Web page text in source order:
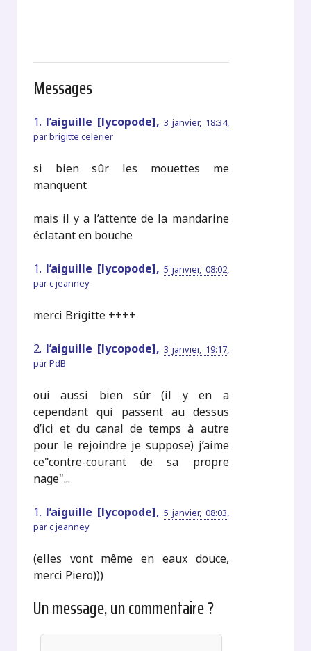
Messages
1. l’aiguille [lycopode], 3 janvier, 18:34,
parbrigitte celerier
si bien sûr les mouettes me
manquent
mais il y a l’attente de la mandarine
éclatant en bouche
1. l’aiguille [lycopode], 5 janvier, 08:02,
parc jeanney
merci Brigitte ++++
2. l’aiguille [lycopode], 3 janvier, 19:17,
parPdB
oui aussi bien sûr (il y en a
cependant qui passent au dessus
d’ici et du canal de temps à autre
pour le rejoindre je suppose) j’aime
ce"contre-courant de sa propre
nage"...
1. l’aiguille [lycopode], 5 janvier, 08:03,
parc jeanney
(elles vont même en eaux douce,
merci Piero)))
Un message, un commentaire ?